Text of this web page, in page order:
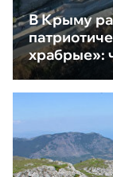
В Крыму
храбрые»: